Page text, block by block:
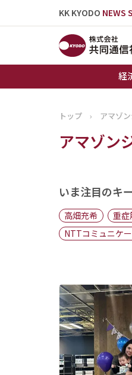
KK KYODO NEWS
経
ト
お
トップ › アマゾ
アマゾン
いま注目のキ
高畑充希 重症
NTTコミュニケ